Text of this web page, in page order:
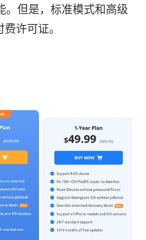
。但是，标准模式和高级
许可证。